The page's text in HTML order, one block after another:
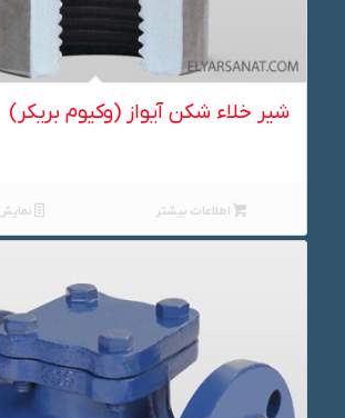
شیر خلاء شکن آیواز (وکیوم بریکر)
اطلاعات بیشتر